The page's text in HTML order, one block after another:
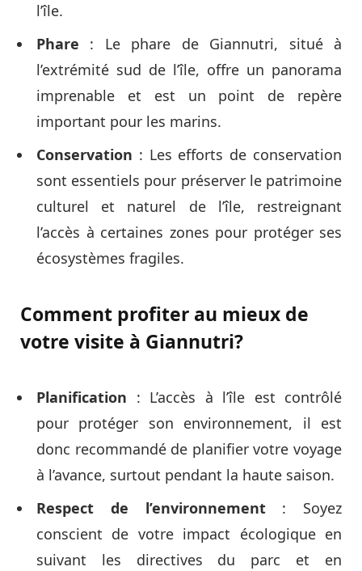
l’île.
Phare : Le phare de Giannutri, situé à
l’extrémité sud de l’île, offre un panorama
imprenable et est un point de repère
important pour les marins.
Conservation : Les efforts de conservation
sont essentiels pour préserver le patrimoine
culturel et naturel de l’île, restreignant
l’accès à certaines zones pour protéger ses
écosystèmes fragiles.
Comment profiter au mieux de
votre visite à Giannutri?
Planification : L’accès à l’île est contrôlé
pour protéger son environnement, il est
donc recommandé de planifier votre voyage
à l’avance, surtout pendant la haute saison.
Respect de l’environnement: Soyez
conscient de votre impact écologique en
suivant les directives du parc et en